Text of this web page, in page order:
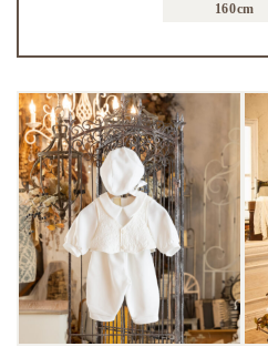
160cm